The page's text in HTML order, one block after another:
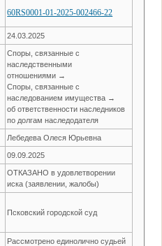
60RS0001-01-2025-002466-22
24.03.2025
Споры, связанные с
наследственными
отношениями →
Споры, связанные с
наследованием имущества →
об ответственности наследников
по долгам наследодателя
Лебедева Олеся Юрьевна
09.09.2025
ОТКАЗАНО в удовлетворении
иска (заявлении, жалобы)
Псковский городской суд
Рассмотрено единолично судьей